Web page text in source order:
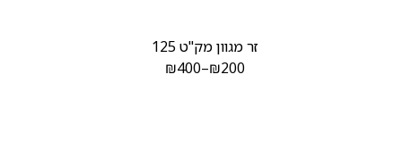
זר מגוון מק"ט 125
₪200
–
₪400